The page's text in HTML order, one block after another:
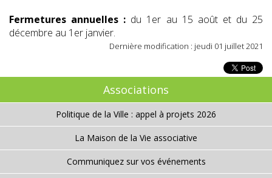
Fermetures annuelles : du 1er au 15 août et du 25
décembre au 1er janvier.
Dernière modification : jeudi 01 juillet 2021
Associations
Politique de la Ville : appel à projets 2026
La Maison de la Vie associative
Communiquez sur vos événements